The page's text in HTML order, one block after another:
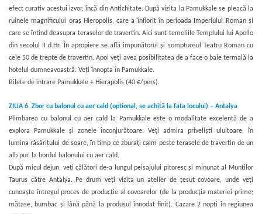
efect curativ acestui izvor, încă din Antichitate. După vizita la Pamukkale se pleacă la
ruinele magnificului oraș Hieropolis, care a înflorit în perioada Imperiului Roman și
care se întind deasupra teraselor de travertin. Aici sunt temeliile Templului lui Apollo
din secolul II d.Hr. În apropiere se află impunătorul și somptuosul Teatru Roman cu
cele 50 de trepte de travertin. Apoi veți avea posibilitatea de a face o baie termală la
hotelul dumneavoastră. Veți înnopta în Pamukkale.
Bilete de intrare Pamukkale + Hierapolis (40 €/pers).
ZIUA 6. Zbor cu balonul cu aer cald (optional, se achită la fața locului) – Antalya
Plimbarea cu balonul cu aer cald la Pamukkale este o modalitate excelentă de a
explora Pamukkale și zonele înconjurătoare. Veți admira priveliști uluitoare, în
lumina răsăritului de soare, în timp ce zburați calm peste terasele de travertin de un
alb pur, la bordul balonului cu aer cald.
După micul dejun, veți călători de-a lungul peisajului pitoresc și minunat al Munților
Taurus către Antalya. Pe drum veți vizita un atelier de țesut covoare, unde veți
cunoaște întregul proces de producție al covoarelor (de la producția materiei prime;
mătase, bumbac și lână până la produsul înnodat finit). Cazare 2 nopți în regiunea